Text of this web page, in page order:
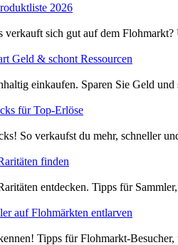
2026
sich gut auf dem
Geld & schont Ressourcen
einkaufen. Sparen Sie Geld
für Top-Erlöse
So verkaufst du mehr, schneller
finden
entdecken. Tipps für
auf Flohmärkten entlarven
Tipps für Flohmarkt-